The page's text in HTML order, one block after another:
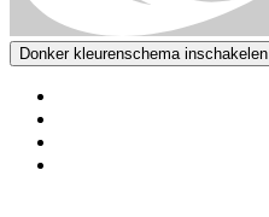
Donker kleurenschema inschakelen